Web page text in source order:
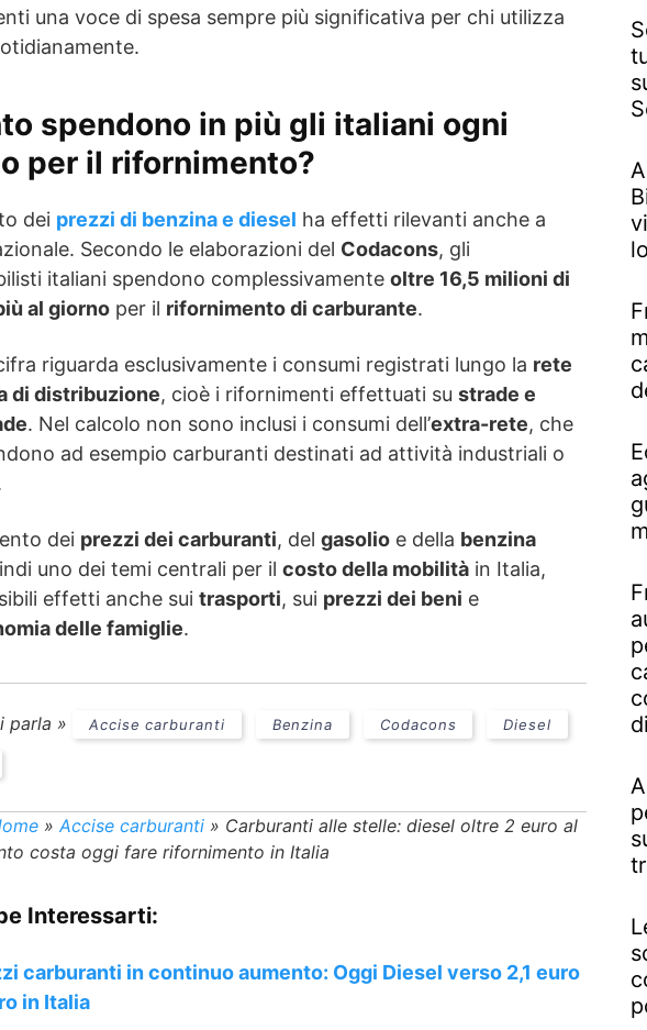
una voce di spesa sempre più significativa per chi utilizza
spendono in più gli italiani ogni
per il rifornimento?
dei prezzi di benzina e diesel ha effetti rilevanti anche a
Secondo le elaborazioni del Codacons, gli
italiani spendono complessivamente oltre 16,5 milioni di
al giorno per il rifornimento di carburante.
riguarda esclusivamente i consumi registrati lungo la rete
di distribuzione, cioè i rifornimenti effettuati su strade e
. Nel calcolo non sono inclusi i consumi dell’extra-rete, che
ad esempio carburanti destinati ad attività industriali o
dei prezzi dei carburanti, del gasolio e della benzina
uno dei temi centrali per il costo della mobilità in Italia,
effetti anche sui trasporti, sui prezzi dei beni e
delle famiglie.
parla » Accise carburanti Benzina Codacons Diesel
» Accise carburanti » Carburanti alle stelle: diesel oltre 2 euro al
costa oggi fare rifornimento in Italia
Interessarti:
carburanti in continuo aumento: Oggi Diesel verso 2,1 euro
in Italia